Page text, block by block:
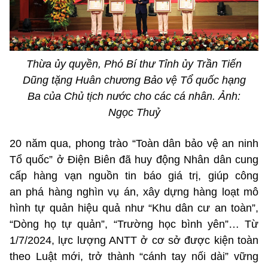
Thừa ủy quyền, Phó Bí thư Tỉnh ủy Trần Tiến
Dũng tặng Huân chương Bảo vệ Tổ quốc hạng
Ba của Chủ tịch nước cho các cá nhân. Ảnh:
Ngọc Thuỷ
20 năm qua, phong trào “Toàn dân bảo vệ an ninh
Tổ quốc” ở Điện Biên đã huy động Nhân dân cung
cấp hàng vạn nguồn tin báo giá trị, giúp công
an phá hàng nghìn vụ án, xây dựng hàng loạt mô
hình tự quản hiệu quả như “Khu dân cư an toàn”,
“Dòng họ tự quản”, “Trường học bình yên”… Từ
1/7/2024, lực lượng ANTT ở cơ sở được kiện toàn
theo Luật mới, trở thành “cánh tay nối dài” vững